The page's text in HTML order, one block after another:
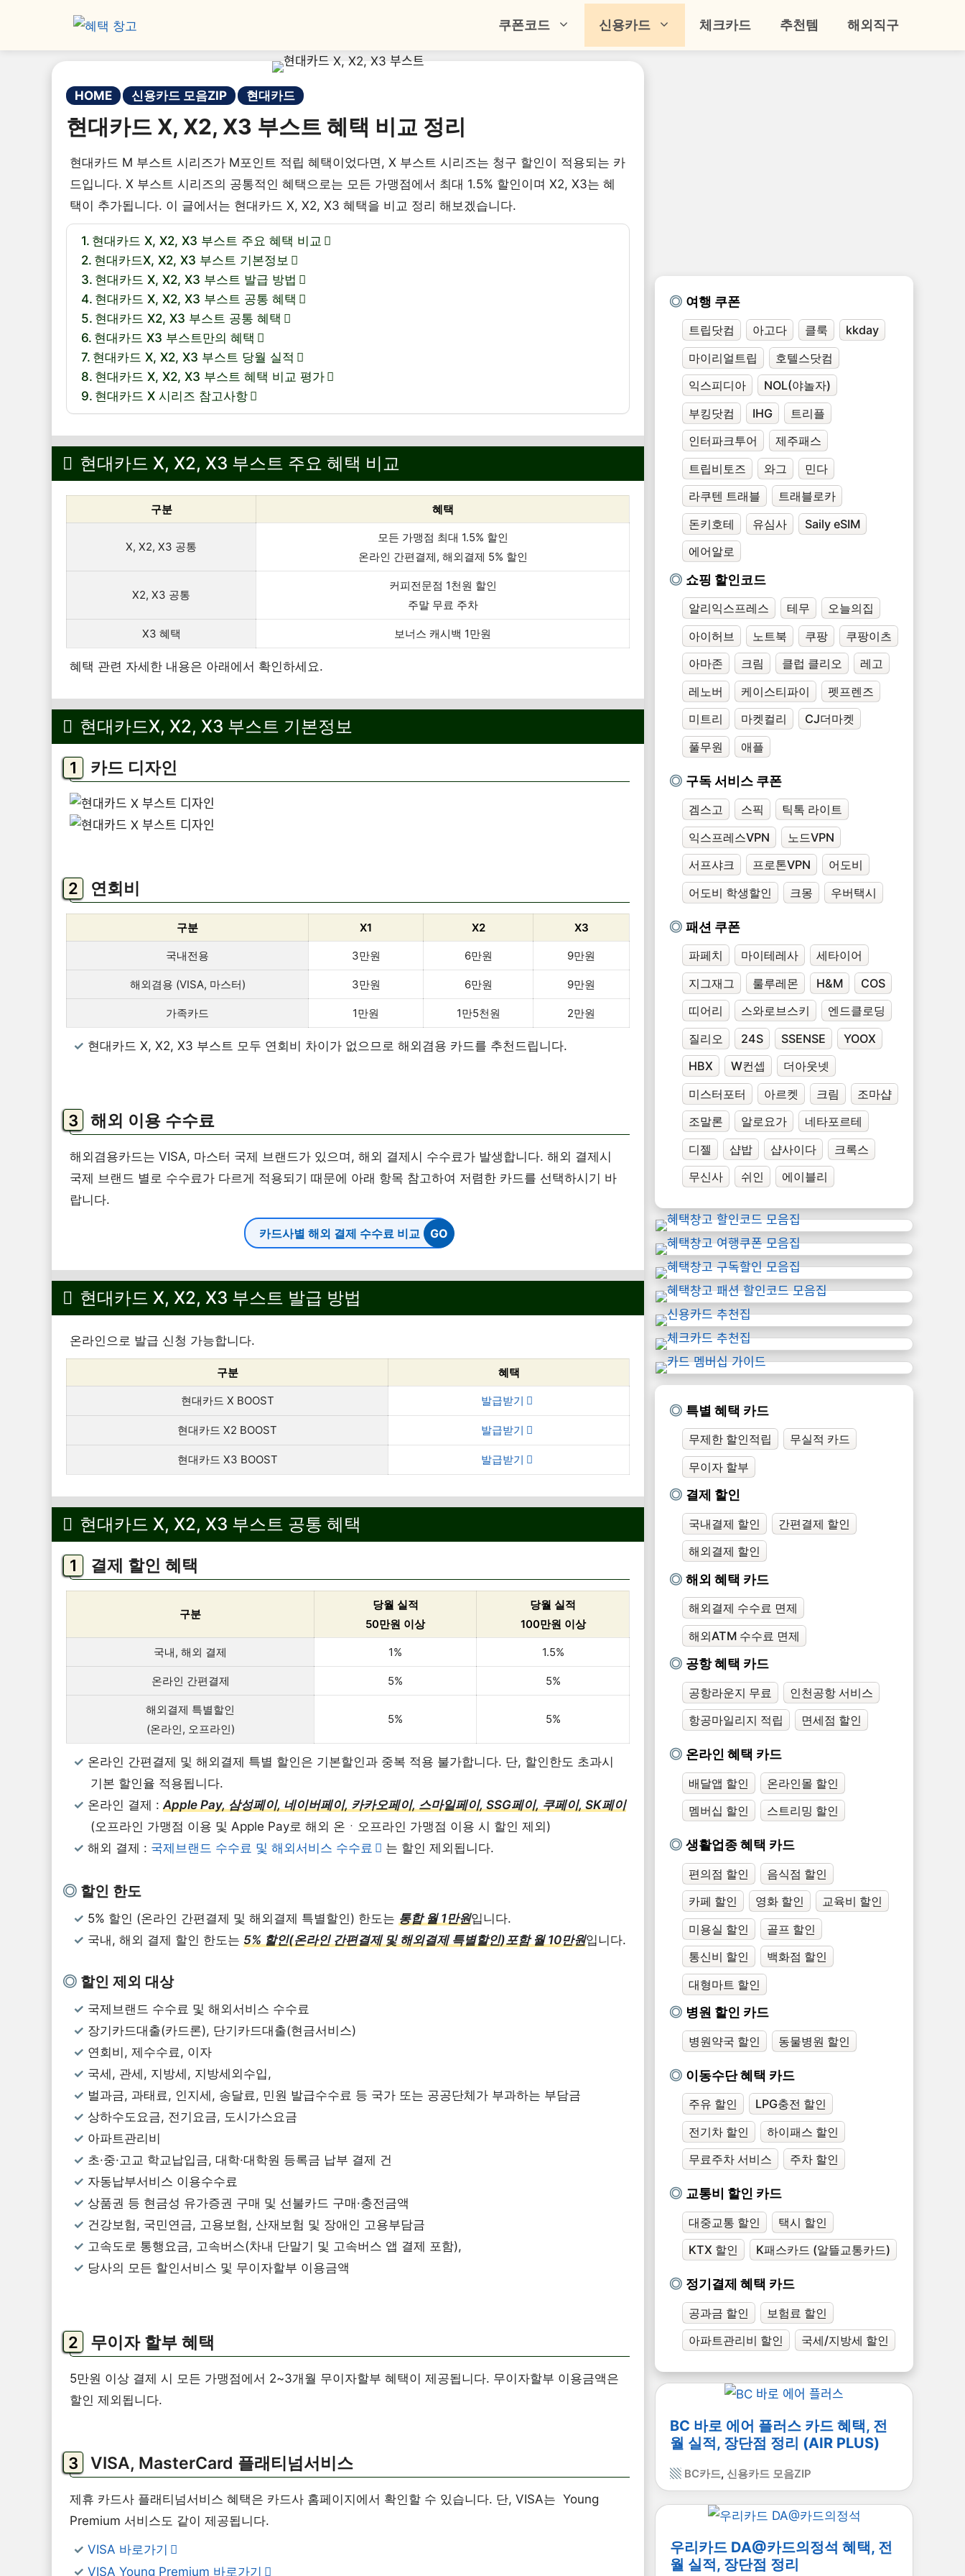
쿠폰코드 신용카드 체크카드 추천템 해외직구
HOME 신용카드 모음ZIP 현대카드
현대카드 X, X2, X3 부스트 혜택 비교 정리
현대카드 M 부스트 시리즈가 M포인트 적립 혜택이었다면, X 부스트 시리즈는 청구 할인이 적용되는 카
드입니다. X 부스트 시리즈의 공통적인 혜택으로는 모든 가맹점에서 최대 1.5% 할인이며 X2, X3는 혜
택이 추가됩니다. 이 글에서는 현대카드 X, X2, X3 혜택을 비교 정리 해보겠습니다.
현대카드 X, X2, X3 부스트 주요 혜택 비교
현대카드X, X2, X3 부스트 기본정보
현대카드 X, X2, X3 부스트 발급 방법
현대카드 X, X2, X3 부스트 공통 혜택
현대카드 X2, X3 부스트 공통 혜택
현대카드 X3 부스트만의 혜택
현대카드 X, X2, X3 부스트 당월 실적
현대카드 X, X2, X3 부스트 혜택 비교 평가
현대카드 X 시리즈 참고사항
현대카드 X, X2, X3 부스트 주요 혜택 비교
구분 혜택
X, X2, X3 공통
모든 가맹점 최대 1.5% 할인
온라인 간편결제, 해외결제 5% 할인
X2, X3 공통
커피전문점 1천원 할인
주말 무료 주차
X3 혜택 보너스 캐시백 1만원
혜택 관련 자세한 내용은 아래에서 확인하세요.
현대카드X, X2, X3 부스트 기본정보
카드 디자인
연회비
구분 X1 X2 X3
국내전용 3만원 6만원 9만원
해외겸용 (VISA, 마스터) 3만원 6만원 9만원
가족카드 1만원 1만5천원 2만원
현대카드 X, X2, X3 부스트 모두 연회비 차이가 없으므로 해외겸용 카드를 추천드립니다.
해외 이용 수수료
해외겸용카드는 VISA, 마스터 국제 브랜드가 있으며, 해외 결제시 수수료가 발생합니다. 해외 결제시
국제 브랜드 별로 수수료가 다르게 적용되기 때문에 아래 항목 참고하여 저렴한 카드를 선택하시기 바
랍니다.
카드사별 해외 결제 수수료 비교
현대카드 X, X2, X3 부스트 발급 방법
온라인으로 발급 신청 가능합니다.
구분 혜택
현대카드 X BOOST 발급받기
현대카드 X2 BOOST 발급받기
현대카드 X3 BOOST 발급받기
현대카드 X, X2, X3 부스트 공통 혜택
결제 할인 혜택
구분
당월 실적
50만원 이상
당월 실적
100만원 이상
국내, 해외 결제 1% 1.5%
온라인 간편결제 5% 5%
해외결제 특별할인
(온라인, 오프라인)
5% 5%
온라인 간편결제 및 해외결제 특별 할인은 기본할인과 중복 적용 불가합니다. 단, 할인한도 초과시
기본 할인율 적용됩니다.
온라인 결제 :Apple Pay, 삼성페이, 네이버페이, 카카오페이, 스마일페이, SSG페이, 쿠페이, SK페이
(오프라인 가맹점 이용 및 Apple Pay로 해외 온ㆍ오프라인 가맹점 이용 시 할인 제외)
해외 결제 : 국제브랜드 수수료 및 해외서비스 수수료 는 할인 제외됩니다.
할인 한도
5% 할인 (온라인 간편결제 및 해외결제 특별할인) 한도는 통합 월 1만원입니다.
국내, 해외 결제 할인 한도는 5% 할인(온라인 간편결제 및 해외결제 특별할인)포함 월 10만원입니다.
할인 제외 대상
국제브랜드 수수료 및 해외서비스 수수료
장기카드대출(카드론), 단기카드대출(현금서비스)
연회비, 제수수료, 이자
국세, 관세, 지방세, 지방세외수입,
벌과금, 과태료, 인지세, 송달료, 민원 발급수수료 등 국가 또는 공공단체가 부과하는 부담금
상하수도요금, 전기요금, 도시가스요금
아파트관리비
초·중·고교 학교납입금, 대학·대학원 등록금 납부 결제 건
자동납부서비스 이용수수료
상품권 등 현금성 유가증권 구매 및 선불카드 구매·충전금액
건강보험, 국민연금, 고용보험, 산재보험 및 장애인 고용부담금
고속도로 통행요금, 고속버스(차내 단말기 및 고속버스 앱 결제 포함),
당사의 모든 할인서비스 및 무이자할부 이용금액
무이자 할부 혜택
5만원 이상 결제 시 모든 가맹점에서 2~3개월 무이자할부 혜택이 제공됩니다. 무이자할부 이용금액은
할인 제외됩니다.
VISA, MasterCard 플래티넘서비스
제휴 카드사 플래티넘서비스 혜택은 카드사 홈페이지에서 확인할 수 있습니다. 단, VISA는 Young
Premium 서비스도 같이 제공됩니다.
VISA 바로가기
VISA Young Premium 바로가기
여행 쿠폰
트립닷컴 아고다 클룩
kkday
마이리얼트립
호텔스닷컴
익스피디아
NOL(야놀자)
부킹닷컴
IHG
트리플
인터파크투어
제주패스
트립비토즈
와그
민다
라쿠텐 트래블
트래블로카
돈키호테
유심사
Saily eSIM
에어알로
쇼핑 할인코드
알리익스프레스 테무
오늘의집
아이허브
노트북 쿠팡
쿠팡이츠
아마존
크림 클럽 클리오
레고
레노버
케이스티파이
펫프렌즈
미트리
마켓컬리
CJ더마켓
풀무원
애플
구독 서비스 쿠폰
겜스고 스픽
틱톡 라이트
익스프레스VPN
노드VPN
서프샤크
프로톤VPN
어도비
어도비 학생할인
크몽 우버택시
패션 쿠폰
파페치 마이테레사
세타이어
지그재그
룰루레몬 H&M
COS
띠어리
스와로브스키
엔드클로딩
질리오
24S SSENSE
YOOX
HBX
W컨셉
더아웃넷
미스터포터
아르켓 크림
조마샵
조말론
알로요가
네타포르테
디젤
샵밥 샵사이다
크록스
무신사
쉬인 에이블리
특별 혜택 카드
무제한 할인적립
무실적 카드
무이자 할부
결제 할인
국내결제 할인
간편결제 할인
해외결제 할인
해외 혜택 카드
해외결제 수수료 면제
해외ATM 수수료 면제
공항 혜택 카드
공항라운지 무료
인천공항 서비스
항공마일리지 적립
면세점 할인
온라인 혜택 카드
배달앱 할인
온라인몰 할인
멤버십 할인
스트리밍 할인
생활업종 혜택 카드
편의점 할인
음식점 할인
카페 할인
영화 할인
교육비 할인
미용실 할인
골프 할인
통신비 할인
백화점 할인
대형마트 할인
병원 할인 카드
병원약국 할인 동물병원 할인
이동수단 혜택 카드
주유 할인
LPG충전 할인
전기차 할인
하이패스 할인
무료주차 서비스
주차 할인
교통비 할인 카드
대중교통 할인
택시 할인
KTX 할인
K패스카드 (알뜰교통카드)
정기결제 혜택 카드
공과금 할인
보험료 할인
아파트관리비 할인
국세/지방세 할인
BC 바로 에어 플러스 카드 혜택, 전
월 실적, 장단점 정리 (AIR PLUS)
BC카드, 신용카드 모음ZIP
우리카드 DA@카드의정석 혜택, 전
월 실적, 장단점 정리